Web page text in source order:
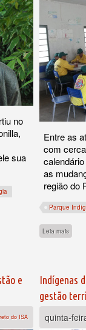
no
sua
Entre as
com
as
região do
Parque
Leia mais
e
do ISA
Indígenas
gestão
quinta-